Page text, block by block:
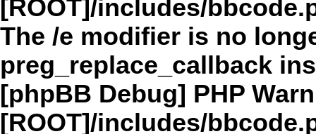
[ROOT]/includes/
The /e modifier is no
preg_replace_callback
[phpBB Debug] PHP
[ROOT]/includes/